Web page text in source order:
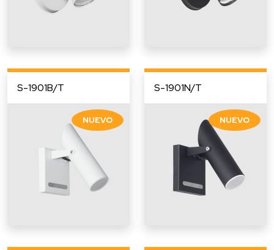
S-1901B/T S-1901N/T